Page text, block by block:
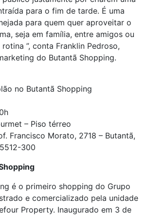
para o fim de tarde. É uma
para quem quer aproveitar o
seja em família, entre amigos ou
”, conta Franklin Pedroso,
do Butantã Shopping.
no Butantã Shopping
– Piso térreo
Francisco Morato, 2718 – Butantã,
300
é o primeiro shopping do Grupo
e comercializado pela unidade
Property. Inaugurado em 3 de